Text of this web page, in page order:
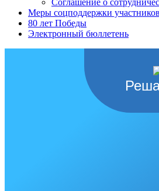
Соглашение о
Меры соцподдержки
80 лет Победы
Электронный бюллетень